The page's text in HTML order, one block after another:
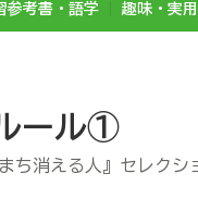
参考書・語学 趣味・実用
ール①
ち消える人』セレクシ